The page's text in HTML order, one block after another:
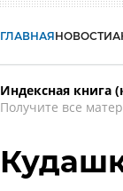
ГЛАВНАЯНОВОСТИ
Индексная книга
Получите все